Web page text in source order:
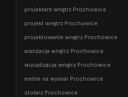
projektant wnętrz Prochowice
projekt wnętrz Prochowice
projektowanie wnętrz Prochowice
aranżacja wnętrz Prochowice
wizualizacja wnętrz Prochowice
meble na wymiar Prochowice
stolarz Prochowice